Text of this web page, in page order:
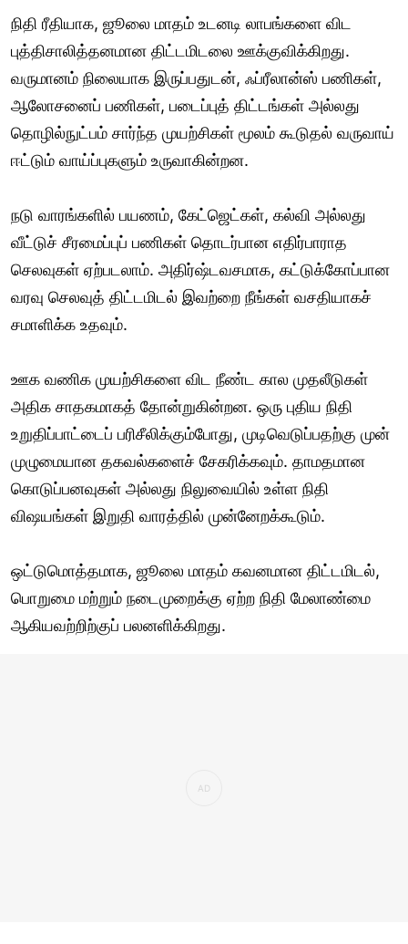
நிதி ரீதியாக, ஜூலை மாதம் உடனடி லாபங்களை விட
புத்திசாலித்தனமான திட்டமிடலை ஊக்குவிக்கிறது.
வருமானம் நிலையாக இருப்பதுடன், ஃப்ரீலான்ஸ் பணிகள்,
ஆலோசனைப் பணிகள், படைப்புத் திட்டங்கள் அல்லது
தொழில்நுட்பம் சார்ந்த முயற்சிகள் மூலம் கூடுதல் வருவாய்
ஈட்டும் வாய்ப்புகளும் உருவாகின்றன.
நடு வாரங்களில் பயணம், கேட்ஜெட்கள், கல்வி அல்லது
வீட்டுச் சீரமைப்புப் பணிகள் தொடர்பான எதிர்பாராத
செலவுகள் ஏற்படலாம். அதிர்ஷ்டவசமாக, கட்டுக்கோப்பான
வரவு செலவுத் திட்டமிடல் இவற்றை நீங்கள் வசதியாகச்
சமாளிக்க உதவும்.
ஊக வணிக முயற்சிகளை விட நீண்ட கால முதலீடுகள்
அதிக சாதகமாகத் தோன்றுகின்றன. ஒரு புதிய நிதி
உறுதிப்பாட்டைப் பரிசீலிக்கும்போது, முடிவெடுப்பதற்கு முன்
முழுமையான தகவல்களைச் சேகரிக்கவும். தாமதமான
கொடுப்பனவுகள் அல்லது நிலுவையில் உள்ள நிதி
விஷயங்கள் இறுதி வாரத்தில் முன்னேறக்கூடும்.
ஒட்டுமொத்தமாக, ஜூலை மாதம் கவனமான திட்டமிடல்,
பொறுமை மற்றும் நடைமுறைக்கு ஏற்ற நிதி மேலாண்மை
ஆகியவற்றிற்குப் பலனளிக்கிறது.